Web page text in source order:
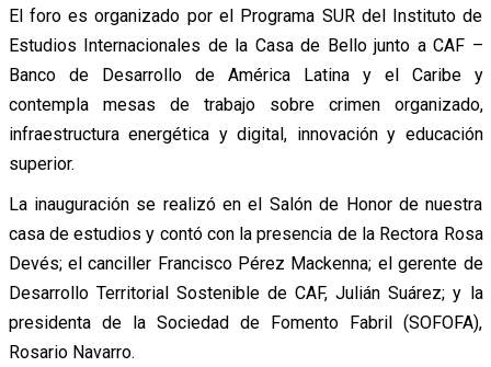
El foro es organizado por el Programa SUR del Instituto de
Estudios Internacionales de la Casa de Bello junto a CAF –
Banco de Desarrollo de América Latina y el Caribe y
contempla mesas de trabajo sobre crimen organizado,
infraestructura energética y digital, innovación y educación
superior.
La inauguración se realizó en el Salón de Honor de nuestra
casa de estudios y contó con la presencia de la Rectora Rosa
Devés; el canciller Francisco Pérez Mackenna; el gerente de
Desarrollo Territorial Sostenible de CAF, Julián Suárez; y la
presidenta de la Sociedad de Fomento Fabril (SOFOFA),
Rosario Navarro.